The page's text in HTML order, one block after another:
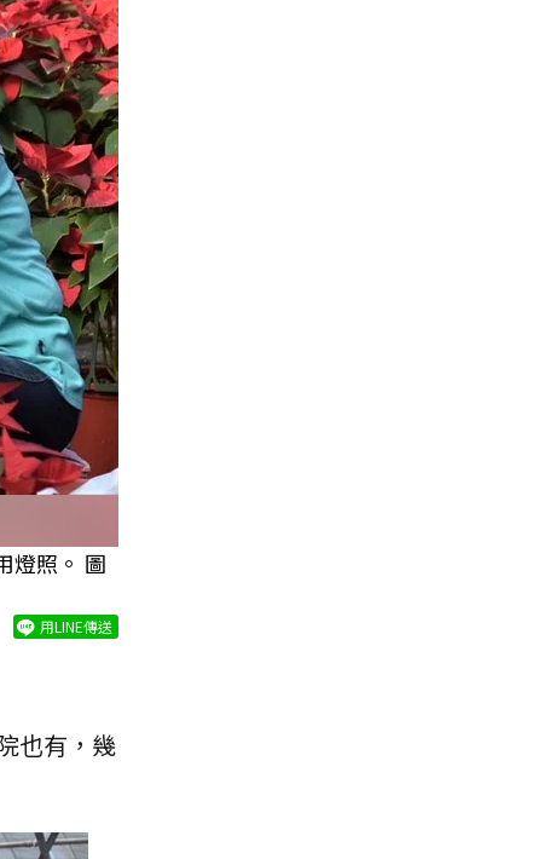
燈照。 圖
用LINE傳送
也有，幾